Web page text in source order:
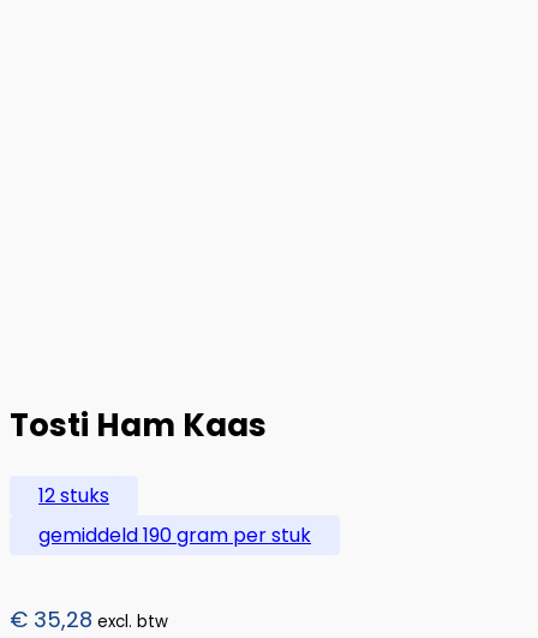
Tosti Ham Kaas
12 stuks
gemiddeld 190 gram per stuk
€ 35,28 excl. btw